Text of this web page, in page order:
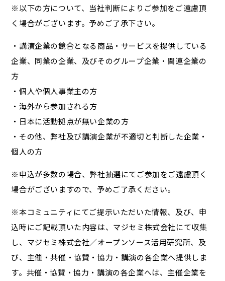
※以下の方について、当社判断によりご参加をご遠慮頂
く場合がございます。予めご了承下さい。
・講演企業の競合となる商品・サービスを提供している
企業、同業の企業、及びそのグループ企業・関連企業の
方
・個人や個人事業主の方
・海外から参加される方
・日本に活動拠点が無い企業の方
・その他、弊社及び講演企業が不適切と判断した企業・
個人の方
※申込が多数の場合、弊社抽選にてご参加をご遠慮頂く
場合がございますので、予めご了承ください。
※本コミュニティにてご提示いただいた情報、及び、申
込時にご記載頂いた内容は、マジセミ株式会社にて収集
し、マジセミ株式会社／オープンソース活用研究所、及
び、主催・共催・協賛・協力・講演の各企業へ提供しま
す。共催・協賛・協力・講演の各企業へは、主催企業を